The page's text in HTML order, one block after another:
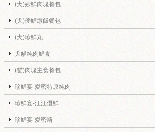
(犬)妙鮮肉塊餐包
(犬)優鮮燉飯餐包
(犬)珍鮮丸
犬貓純肉鮮食
(貓)肉塊主食餐包
珍鮮宴-愛密特原純肉
珍鮮宴-汪汪優鮮
珍鮮宴-愛密斯